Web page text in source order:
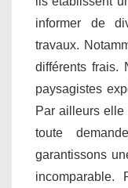
informer de
travaux.
différents frais.
paysagistes
Par ailleurs
toute
garantissons
incomparable.